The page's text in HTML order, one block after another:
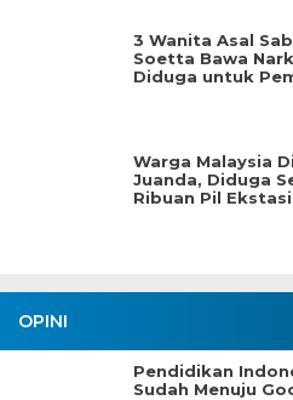
3 Wanita Asal
Soetta Bawa
Diduga untuk
Warga Malaysia
Juanda, Diduga
Ribuan Pil Ekstasi
OPINI
Pendidikan
Sudah Menuju